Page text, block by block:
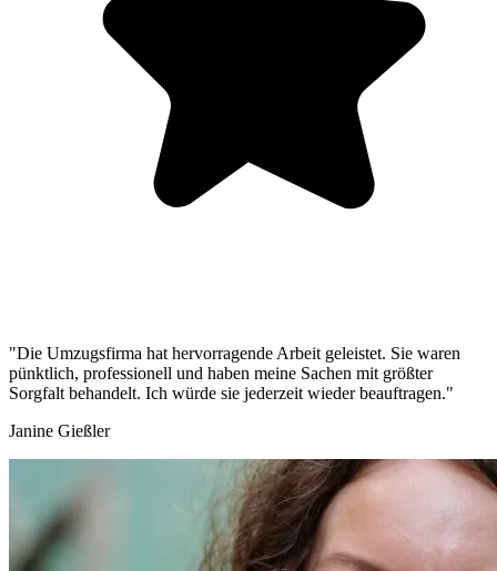
"Die Umzugsfirma hat hervorragende Arbeit geleistet. Sie waren
pünktlich, professionell und haben meine Sachen mit größter
Sorgfalt behandelt. Ich würde sie jederzeit wieder beauftragen."
Janine Gießler